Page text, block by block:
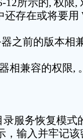
12所示的, 权限,
存在或将要用
之前的版本相
相兼容的权限,
录服务恢复模式
，输入并牢记